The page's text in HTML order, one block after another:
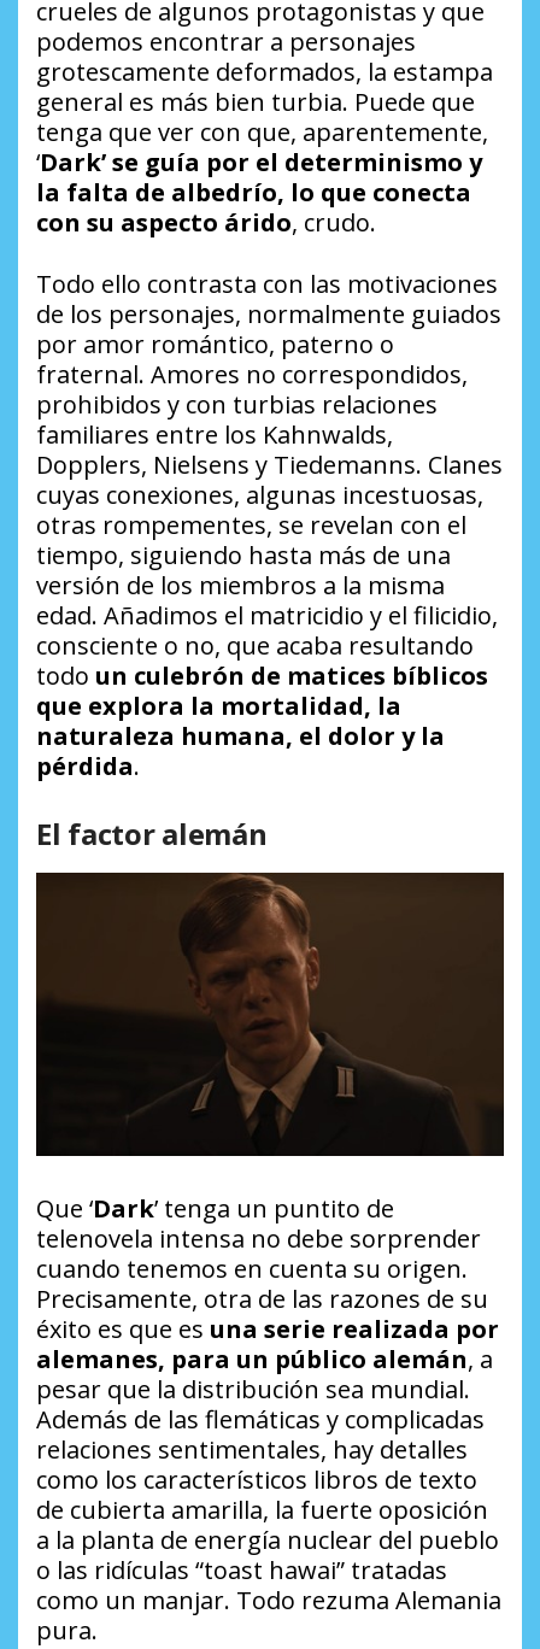
crueles de algunos protagonistas y que
podemos encontrar a personajes
grotescamente deformados, la estampa
general es más bien turbia. Puede que
tenga que ver con que, aparentemente,
‘Dark’ se guía por el determinismo y
la falta de albedrío, lo que conecta
con su aspecto árido, crudo.
Todo ello contrasta con las motivaciones
de los personajes, normalmente guiados
por amor romántico, paterno o
fraternal. Amores no correspondidos,
prohibidos y con turbias relaciones
familiares entre los Kahnwalds,
Dopplers, Nielsens y Tiedemanns. Clanes
cuyas conexiones, algunas incestuosas,
otras rompementes, se revelan con el
tiempo, siguiendo hasta más de una
versión de los miembros a la misma
edad. Añadimos el matricidio y el filicidio,
consciente o no, que acaba resultando
todo un culebrón de matices bíblicos
que explora la mortalidad, la
naturaleza humana, el dolor y la
pérdida.
El factor alemán
Que ‘Dark’ tenga un puntito de
telenovela intensa no debe sorprender
cuando tenemos en cuenta su origen.
Precisamente, otra de las razones de su
éxito es que es una serie realizada por
alemanes, para un público alemán, a
pesar que la distribución sea mundial.
Además de las flemáticas y complicadas
relaciones sentimentales, hay detalles
como los característicos libros de texto
de cubierta amarilla, la fuerte oposición
a la planta de energía nuclear del pueblo
o las ridículas “toast hawai” tratadas
como un manjar. Todo rezuma Alemania
pura.